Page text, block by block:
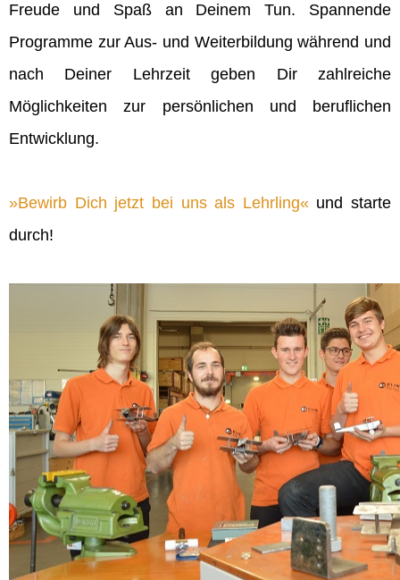
Freude und Spaß an Deinem Tun. Spannende
Programme zur Aus- und Weiterbildung während und
nach Deiner Lehrzeit geben Dir zahlreiche
Möglichkeiten zur persönlichen und beruflichen
Entwicklung.
Bewirb Dich jetzt bei uns als Lehrling und starte
durch!